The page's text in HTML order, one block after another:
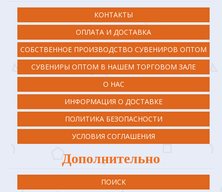
КОНТАКТЫ
ОПЛАТА И ДОСТАВКА
СОБСТВЕННОЕ ПРОИЗВОДСТВО СУВЕНИРОВ ОПТОМ
СУВЕНИРЫ ОПТОМ В НАШЕМ ТОРГОВОМ ЗАЛЕ
О НАС
ИНФОРМАЦИЯ О ДОСТАВКЕ
ПОЛИТИКА БЕЗОПАСНОСТИ
УСЛОВИЯ СОГЛАШЕНИЯ
Дополнительно
ПОИСК